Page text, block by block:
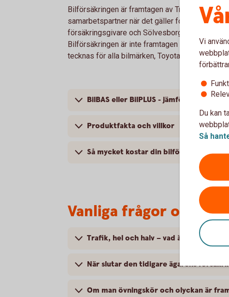
Bilförsäkringen är framtagen av Tre Kronor (ett
samarbetspartner när det gäller
försäkringsgivare och Sölvesborg-Mjällby
Bilförsäkringen är inte framtagen specifikt för
tecknas för alla bilmärken, Toyota är bara ett
BilBAS eller BilPLUS - jämför innehåll
Produktfakta och villkor
Så mycket kostar din bilförsäkring
Vanliga frågor om att
Trafik, hel och halv – vad är det för
När slutar den tidigare ägarens
Om man övningskör och olyckan är
Vi
Du kan
Så